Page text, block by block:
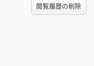
閲覧履歴の削除